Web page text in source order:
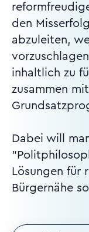
den
abzuleiten,
inhaltlich zu
zusammen
Dabei will
Lösungen für
Bürgernähe